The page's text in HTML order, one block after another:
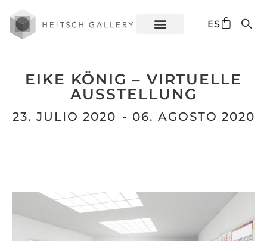
ES
EN
EIKE KÖNIG – VIRTUELLE
AUSSTELLUNG
23. JULIO 2020 - 06. AGOSTO 2020